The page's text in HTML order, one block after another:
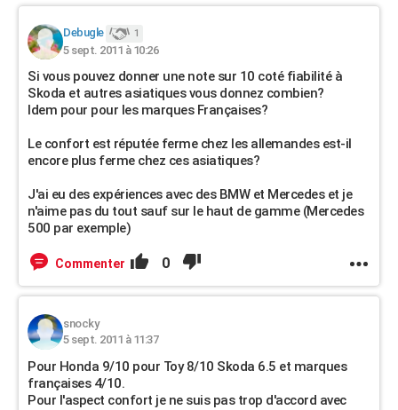
Debugle 1
5 sept. 2011 à 10:26
Si vous pouvez donner une note sur 10 coté fiabilité à
Skoda et autres asiatiques vous donnez combien?
Idem pour pour les marques Françaises?
Le confort est réputée ferme chez les allemandes est-il
encore plus ferme chez ces asiatiques?
J'ai eu des expériences avec des BMW et Mercedes et je
n'aime pas du tout sauf sur le haut de gamme (Mercedes
500 par exemple)
Commenter 0
snocky
5 sept. 2011 à 11:37
Pour Honda 9/10 pour Toy 8/10 Skoda 6.5 et marques
françaises 4/10.
Pour l'aspect confort je ne suis pas trop d'accord avec